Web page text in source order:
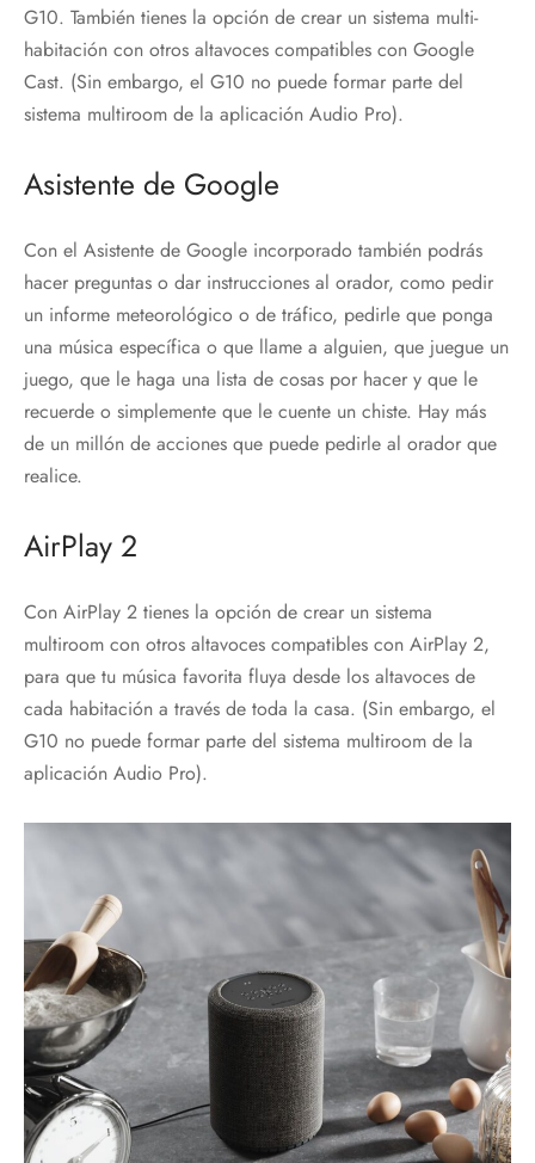
G10. También tienes la opción de crear un sistema multi-
habitación con otros altavoces compatibles con Google
Cast. (Sin embargo, el G10 no puede formar parte del
sistema multiroom de la aplicación Audio Pro).
Asistente de Google
Con el Asistente de Google incorporado también podrás
hacer preguntas o dar instrucciones al orador, como pedir
un informe meteorológico o de tráfico, pedirle que ponga
una música específica o que llame a alguien, que juegue un
juego, que le haga una lista de cosas por hacer y que le
recuerde o simplemente que le cuente un chiste. Hay más
de un millón de acciones que puede pedirle al orador que
realice.
AirPlay 2
Con AirPlay 2 tienes la opción de crear un sistema
multiroom con otros altavoces compatibles con AirPlay 2,
para que tu música favorita fluya desde los altavoces de
cada habitación a través de toda la casa. (Sin embargo, el
G10 no puede formar parte del sistema multiroom de la
aplicación Audio Pro).